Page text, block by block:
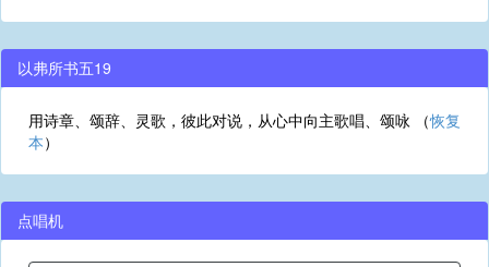
以弗所书五19
用诗章、颂辞、灵歌，彼此对说，从心中向主歌唱、颂咏 （恢复
本）
点唱机